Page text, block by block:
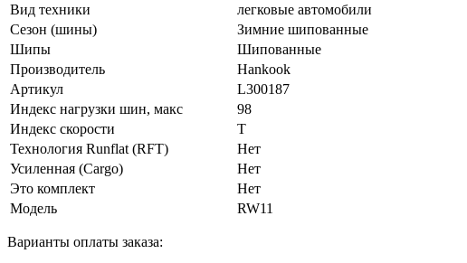
Вид техники
легковые автомобили
Сезон (шины)
Зимние шипованные
Шипы
Шипованные
Производитель
Hankook
Артикул
L300187
Индекс нагрузки шин, макс
98
Индекс скорости
T
Технология Runflat (RFT)
Нет
Усиленная (Cargo)
Нет
Это комплект
Нет
Модель
RW11
Варианты оплаты заказа: